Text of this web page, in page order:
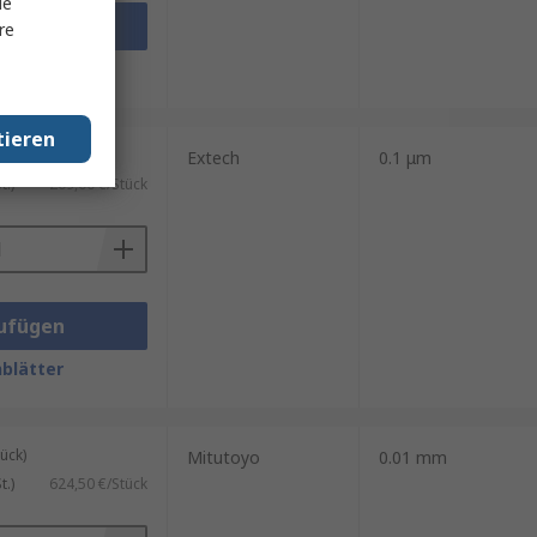
209,00 €/Stück
Extech 0.1 μm
624,50 €/Stück
Mitutoyo 0.01 mm